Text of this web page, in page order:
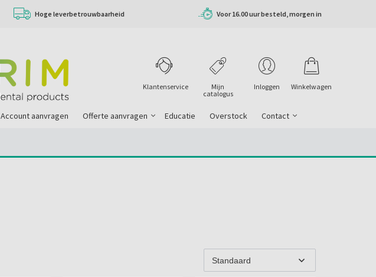
Hoge leverbetrouwbaarheid Voor 16.00 uur besteld, morgen in
Winkelwagen
Inloggen
Mijn
catalogus
Klantenservice
Account aanvragen Offerte aanvragen Educatie Overstock Contact